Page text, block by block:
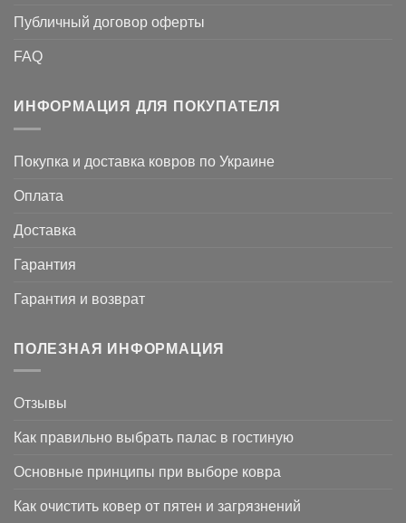
Публичный договор оферты
FAQ
ИНФОРМАЦИЯ ДЛЯ ПОКУПАТЕЛЯ
Покупка и доставка ковров по Украине
Оплата
Доставка
Гарантия
Гарантия и возврат
ПОЛЕЗНАЯ ИНФОРМАЦИЯ
Отзывы
Как правильно выбрать палас в гостиную
Основные принципы при выборе ковра
Как очистить ковер от пятен и загрязнений